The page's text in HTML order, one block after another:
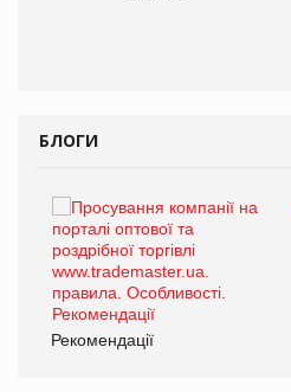
БЛОГИ
Рекомендації